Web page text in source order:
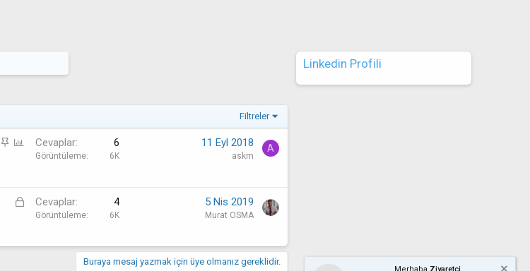
Filtreler
S
t
Cevaplar 6
Görüntüleme 6K
11 Eyl 2018
askm
A
K
i
Cevaplar 4
Görüntüleme 6K
5 Nis 2019
Murat OSMA
Buraya mesaj yazmak için üye olmanız gereklidir.
Linkedin Profili